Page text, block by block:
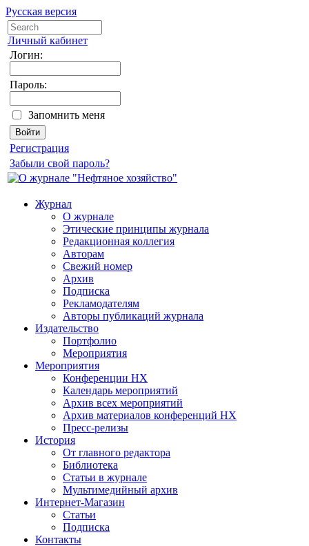
Русская версия
Личный кабинет
Логин:
Пароль:
Запомнить меня
Регистрация
Забыли свой пароль?
Журнал
О журнале
Этические принципы журнала
Редакционная коллегия
Авторам
Свежий номер
Архив
Подписка
Рекламодателям
Авторы публикаций журнала
Издательство
Портфолио
Мероприятия
Мероприятия
Конференции НХ
Календарь мероприятий
Архив всех мероприятий
Архив материалов конференций НХ
Пресс-релизы
История
От главного редактора
Библиотека
Статьи в журнале
Мультимедийный архив
Интернет-Магазин
Статьи
Подписка
Контакты